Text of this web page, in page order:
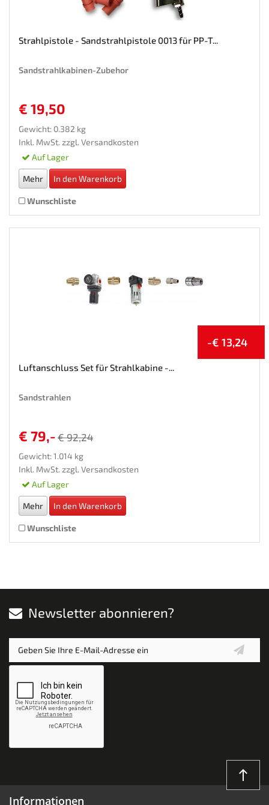
Strahlpistole - Sandstrahlpistole 0013 für PP-T...
Sandstrahlkabinen-Zubehor
€ 19,50
Gewicht: 0.382 kg
Inkl. MwSt. zzgl. Versandkosten
Auf Lager
Mehr In den Warenkorb
Wunschliste
-€ 13,24
Luftanschluss Set für Strahlkabine -...
Sandstrahlen
€ 79,- € 92,24
Gewicht: 1.014 kg
Inkl. MwSt. zzgl. Versandkosten
Auf Lager
Mehr In den Warenkorb
Wunschliste
Newsletter abonnieren?
Informationen
north